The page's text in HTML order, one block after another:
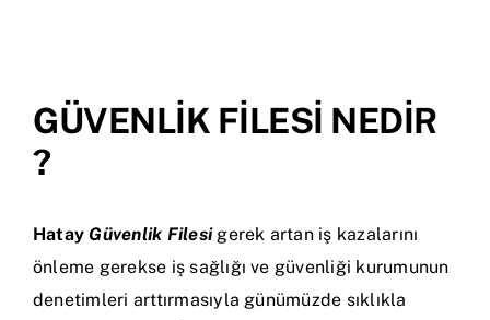
GÜVENLİK FİLESİ NEDİR
?
Hatay Güvenlik Filesigerek artan iş kazalarını
önleme gerekse iş sağlığı ve güvenliği kurumunun
denetimleri arttırmasıyla günümüzde sıklıkla